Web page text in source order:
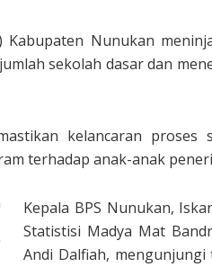
Kabupaten Nunukan
sekolah dasar dan
kelancaran
terhadap anak-anak
Kepala BPS Nunukan,
Statistisi Madya Mat
Andi Dalfiah,